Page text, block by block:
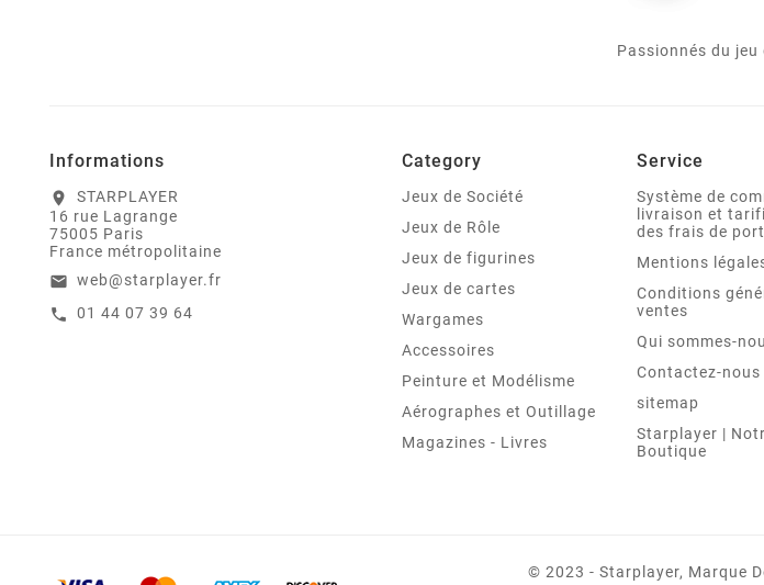
Passionnés du jeu
Informations
location_on
STARPLAYER
16 rue Lagrange
75005 Paris
France métropolitaine
email web@starplayer.fr
call 01 44 07 39 64
Category
Jeux de Société
Jeux de Rôle
Jeux de figurines
Jeux de cartes
Wargames
Accessoires
Peinture et Modélisme
Aérographes et Outillage
Magazines - Livres
Service
Système de
livraison et
des frais de port
Mentions
Conditions
ventes
Qui sommes-
Contactez-nous
sitemap
Starplayer |
Boutique
© 2023 - Starplayer, Marque